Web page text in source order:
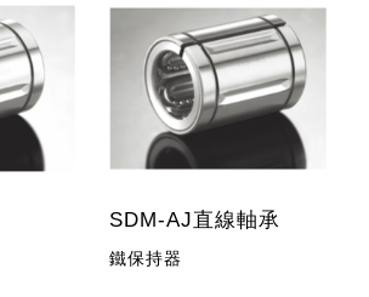
SDM-AJ直線軸承
鐵保持器